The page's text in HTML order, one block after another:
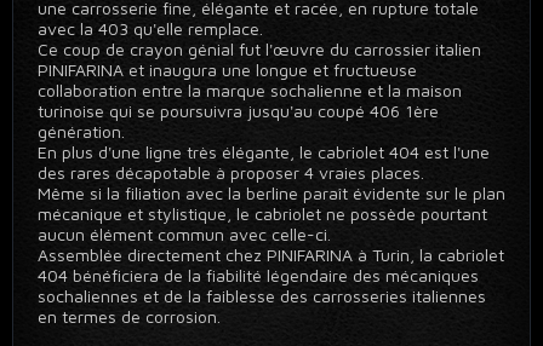
une carrosserie fine, élégante et racée, en rupture totale
avec la 403 qu'elle remplace.
Ce coup de crayon génial fut l'œuvre du carrossier italien
PINIFARINA et inaugura une longue et fructueuse
collaboration entre la marque sochalienne et la maison
turinoise qui se poursuivra jusqu'au coupé 406 1ère
génération.
En plus d'une ligne très élégante, le cabriolet 404 est l'une
des rares décapotable à proposer 4 vraies places.
Même si la filiation avec la berline paraît évidente sur le plan
mécanique et stylistique, le cabriolet ne possède pourtant
aucun élément commun avec celle-ci.
Assemblée directement chez PINIFARINA à Turin, la cabriolet
404 bénéficiera de la fiabilité légendaire des mécaniques
sochaliennes et de la faiblesse des carrosseries italiennes
en termes de corrosion.